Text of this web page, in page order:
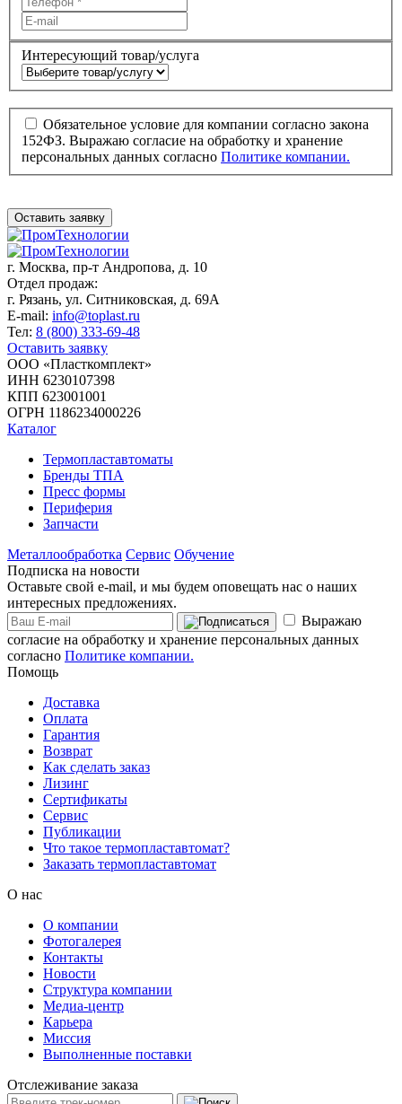
Интересующий товар/услуга
Обязательное условие для компании согласно закона
152ФЗ. Выражаю согласие на обработку и хранение
персональных данных согласно Политике компании.
Оставить заявку
г. Москва, пр-т Андропова, д. 10
Отдел продаж:
г. Рязань, ул. Ситниковская, д. 69А
E-mail: info@toplast.ru
Тел: 8 (800) 333-69-48
Оставить заявку
ООО «Пласткомплект»
ИНН 6230107398
КПП 623001001
ОГРН 1186234000226
Каталог
Термопластавтоматы
Бренды ТПА
Пресс формы
Периферия
Запчасти
Металлообработка Сервис Обучение
Подписка на новости
Оставьте свой e-mail, и мы будем оповещать нас о наших
интересных предложениях.
Выражаю
согласие на обработку и хранение персональных данных
согласно Политике компании.
Помощь
Доставка
Оплата
Гарантия
Возврат
Как сделать заказ
Лизинг
Сертификаты
Сервис
Публикации
Что такое термопластавтомат?
Заказать термопластавтомат
О нас
О компании
Фотогалерея
Контакты
Новости
Структура компании
Медиа-центр
Карьера
Миссия
Выполненные поставки
Отслеживание заказа